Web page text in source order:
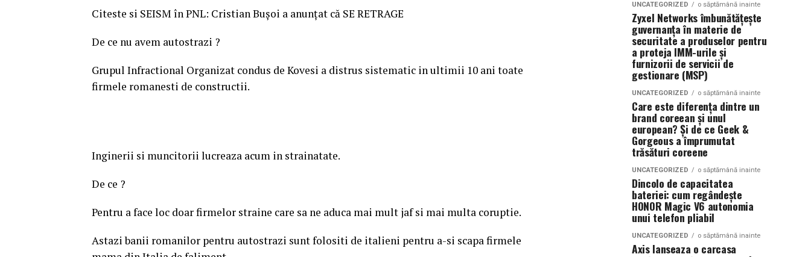
Citeste si SEISM în PNL: Cristian Bușoi a anunțat că SE RETRAGE
De ce nu avem autostrazi ?
Grupul Infractional Organizat condus de Kovesi a distrus sistematic in ultimii 10 ani toate
firmele romanesti de constructii.
Inginerii si muncitorii lucreaza acum in strainatate.
De ce ?
Pentru a face loc doar firmelor straine care sa ne aduca mai mult jaf si mai multa coruptie.
Astazi banii romanilor pentru autostrazi sunt folositi de italieni pentru a-si scapa firmele
UNCATEGORIZED o săptămână inainte
Zyxel Networks îmbunătățește
guvernanța în materie de
securitate a produselor pentru
a proteja IMM-urile și
furnizorii de servicii de
gestionare (MSP)
UNCATEGORIZED o săptămână inainte
Care este diferența dintre un
brand coreean și unul
european? Și de ce Geek &
Gorgeous a împrumutat
trăsături coreene
UNCATEGORIZED o săptămână inainte
Dincolo de capacitatea
bateriei: cum regândește
HONOR Magic V6 autonomia
unui telefon pliabil
UNCATEGORIZED o săptămână inainte
Axis lanseaza o carcasa